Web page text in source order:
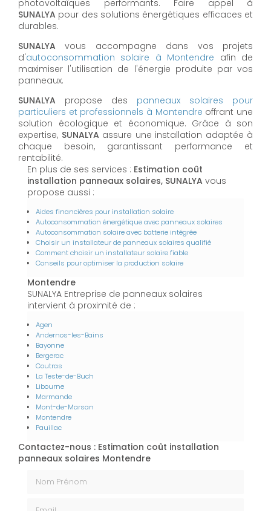
photovoltaïques performants. Faire appel à
SUNALYA pour des solutions énergétiques efficaces et
durables.
SUNALYA vous accompagne dans vos projets
d'autoconsommation solaire à Montendre afin de
maximiser l'utilisation de l'énergie produite par vos
panneaux.
SUNALYA propose des panneaux solaires pour
particuliers et professionnels à Montendre offrant une
solution écologique et économique. Grâce à son
expertise, SUNALYA assure une installation adaptée à
chaque besoin, garantissant performance et
rentabilité.
En plus de ses services : Estimation coût
installation panneaux solaires, SUNALYA vous
propose aussi :
Aides financières pour installation solaire
Autoconsommation énergétique avec panneaux solaires
Autoconsommation solaire avec batterie intégrée
Choisir un installateur de panneaux solaires qualifié
Comment choisir un installateur solaire fiable
Conseils pour optimiser la production solaire
Montendre
SUNALYA Entreprise de panneaux solaires
intervient à proximité de :
Agen
Andernos-les-Bains
Bayonne
Bergerac
Coutras
La Teste-de-Buch
Libourne
Marmande
Mont-de-Marsan
Montendre
Pauillac
Contactez-nous : Estimation coût installation
panneaux solaires Montendre